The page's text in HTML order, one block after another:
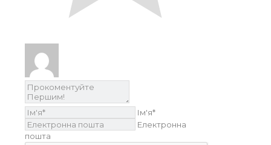
Ім'я*
Електронна
пошта